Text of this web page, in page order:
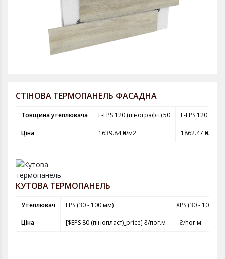
СТІНОВА ТЕРМОПАНЕЛЬ ФАСАДНА
Товщина утеплювача L-EPS 120 (пінографіт) 50 L-EPS 120
Ціна 1639.84 ₴/м2 1862.47 ₴/м2
КУТОВА ТЕРМОПАНЕЛЬ
Утеплювач EPS (30 - 100 мм) XPS (30 - 100 мм)
Ціна [$EPS 80 (пінопласт)_price] ₴/пог.м - ₴/пог.м